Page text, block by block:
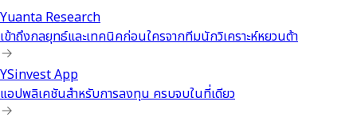
Yuanta Research
เข้าถึงกลยุทธ์และเทคนิคก่อนใครจากทีมนักวิเคราะห์หยวนต้า
YSinvest App
แอปพลิเคชันสำหรับการลงทุน ครบจบในที่เดียว